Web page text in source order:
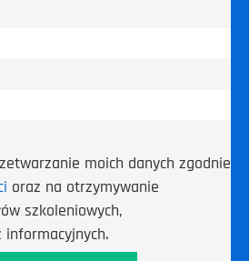
moich danych zgodnie
oraz na otrzymywanie
szkoleniowych,